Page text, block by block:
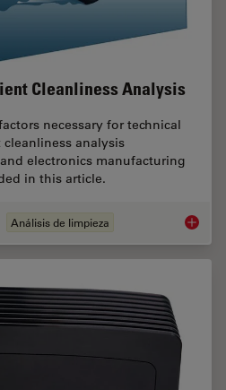
Cleanliness Analysis
necessary for technical
analysis
electronics manufacturing
in this article.
Análisis de limpieza Key